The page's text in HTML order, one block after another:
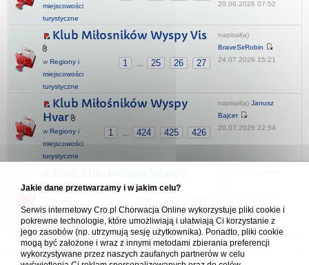
miejscowości
turystyczne
20.06.2026 07:52
Klub Miłosników Wyspy Vis
1 25 26 27
w Regiony i
miejscowości
turystyczne
napisał(a)
BraveSirRobin
24.07.2026 15:21
Klub Miłośników Wyspy
Hvar
1 424 425 426
w Regiony i
miejscowości
turystyczne
napisał(a) Janusz
Bajcer
20.07.2026 22:54
Brač
miejscowości
turystyczne
Forum Chorwacja Online - Cro.pl
Jakie dane przetwarzamy i w jakim celu?
Serwis internetowy Cro.pl Chorwacja Online wykorzystuje pliki cookie i
pokrewne technologie, które umożliwiają i ułatwiają Ci korzystanie z
jego zasobów (np. utrzymują sesję użytkownika). Ponadto, pliki cookie
mogą być założone i wraz z innymi metodami zbierania preferencji
wykorzystywane przez naszych zaufanych partnerów w celu